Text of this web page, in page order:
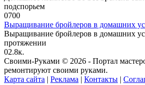
подспорьем
0700
Выращивание бройлеров в домашних
Выращивание бройлеров в домашних
протяжении
02.8к.
Своими-Руками © 2026 - Портал
ремонтируют своими руками.
Карта сайта | Реклама | Контакты |